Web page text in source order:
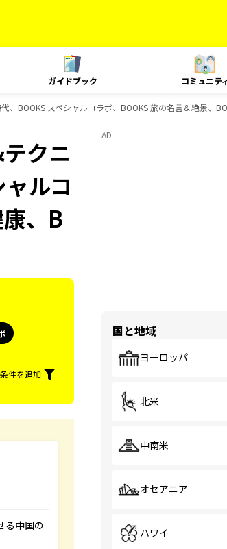
ガイドブック コミュニテ
BOOKS スペシャルコラボ、BOOKS 旅の名言＆絶景、
クニ
ルコ
、B
件を追加
る中国の
AD
国と地域
ヨーロッパ
北米
中南米
オセアニア
ハワイ